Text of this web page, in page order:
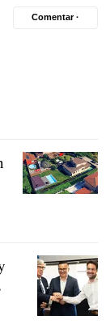
Comentar ·